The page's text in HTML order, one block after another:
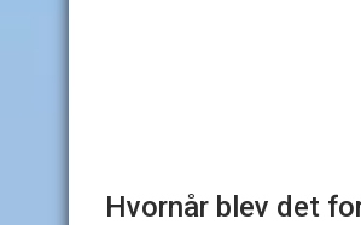
Hvornår blev det